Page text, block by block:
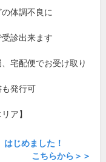
体調不良に
診出来ます
宅配便でお受け取り
発行可
ア】
はじめました！
こちらから＞＞